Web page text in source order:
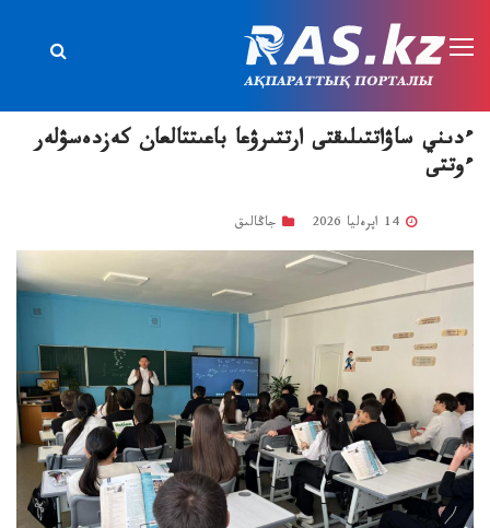
ءدىني ساۋاتتىلىقتى ارتتىرۋعا باعىتتالعان كەزدەسۋلەر
ءوتتى
جاڭالىق